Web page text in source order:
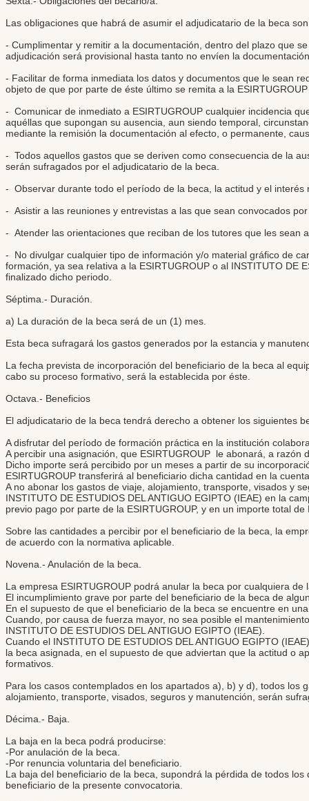
Las obligaciones que habrá de asumir el adjudicatario de la beca
- Cumplimentar y remitir a la documentación, dentro del plazo que
adjudicación será provisional hasta tanto no envíen la
- Facilitar de forma inmediata los datos y documentos que le sean
objeto de que por parte de éste último se remita a la
- Comunicar de inmediato a ESIRTUGROUP cualquier incidencia
aquéllas que supongan su ausencia, aun siendo temporal,
mediante la remisión la documentación al efecto, o permanente,
- Todos aquellos gastos que se deriven como consecuencia de la
serán sufragados por el adjudicatario de la beca.
- Observar durante todo el período de la beca, la actitud y el
- Asistir a las reuniones y entrevistas a las que sean convocados
- Atender las orientaciones que reciban de los tutores que les sean
- No divulgar cualquier tipo de información y/o material gráfico de
formación, ya sea relativa a la ESIRTUGROUP o al INSTITUTO DE
finalizado dicho periodo.
Séptima.- Duración.
a) La duración de la beca será de un (1) mes.
Esta beca sufragará los gastos generados por la estancia y
La fecha prevista de incorporación del beneficiario de la beca al
cabo su proceso formativo, será la establecida por éste.
Octava.- Beneficios
El adjudicatario de la beca tendrá derecho a obtener los siguientes
A disfrutar del período de formación práctica en la institución
A percibir una asignación, que ESIRTUGROUP le abonará, a razón
Dicho importe será percibido por un meses a partir de su
ESIRTUGROUP transferirá al beneficiario dicha cantidad en la
A no abonar los gastos de viaje, alojamiento, transporte, visados y
INSTITUTO DE ESTUDIOS DEL ANTIGUO EGIPTO (IEAE) en la
previo pago por parte de la ESIRTUGROUP, y en un importe total de
Sobre las cantidades a percibir por el beneficiario de la beca, la
de acuerdo con la normativa aplicable.
Novena.- Anulación de la beca.
La empresa ESIRTUGROUP podrá anular la beca por cualquiera de
El incumplimiento grave por parte del beneficiario de la beca de
En el supuesto de que el beneficiario de la beca se encuentre en
Cuando, por causa de fuerza mayor, no sea posible el
INSTITUTO DE ESTUDIOS DEL ANTIGUO EGIPTO (IEAE).
Cuando el INSTITUTO DE ESTUDIOS DEL ANTIGUO EGIPTO
la beca asignada, en el supuesto de que adviertan que la actitud o
formativos.
Para los casos contemplados en los apartados a), b) y d), todos los
alojamiento, transporte, visados, seguros y manutención, serán
Décima.- Baja.
La baja en la beca podrá producirse:
-Por anulación de la beca.
-Por renuncia voluntaria del beneficiario.
La baja del beneficiario de la beca, supondrá la pérdida de todos
beneficiario de la presente convocatoria.